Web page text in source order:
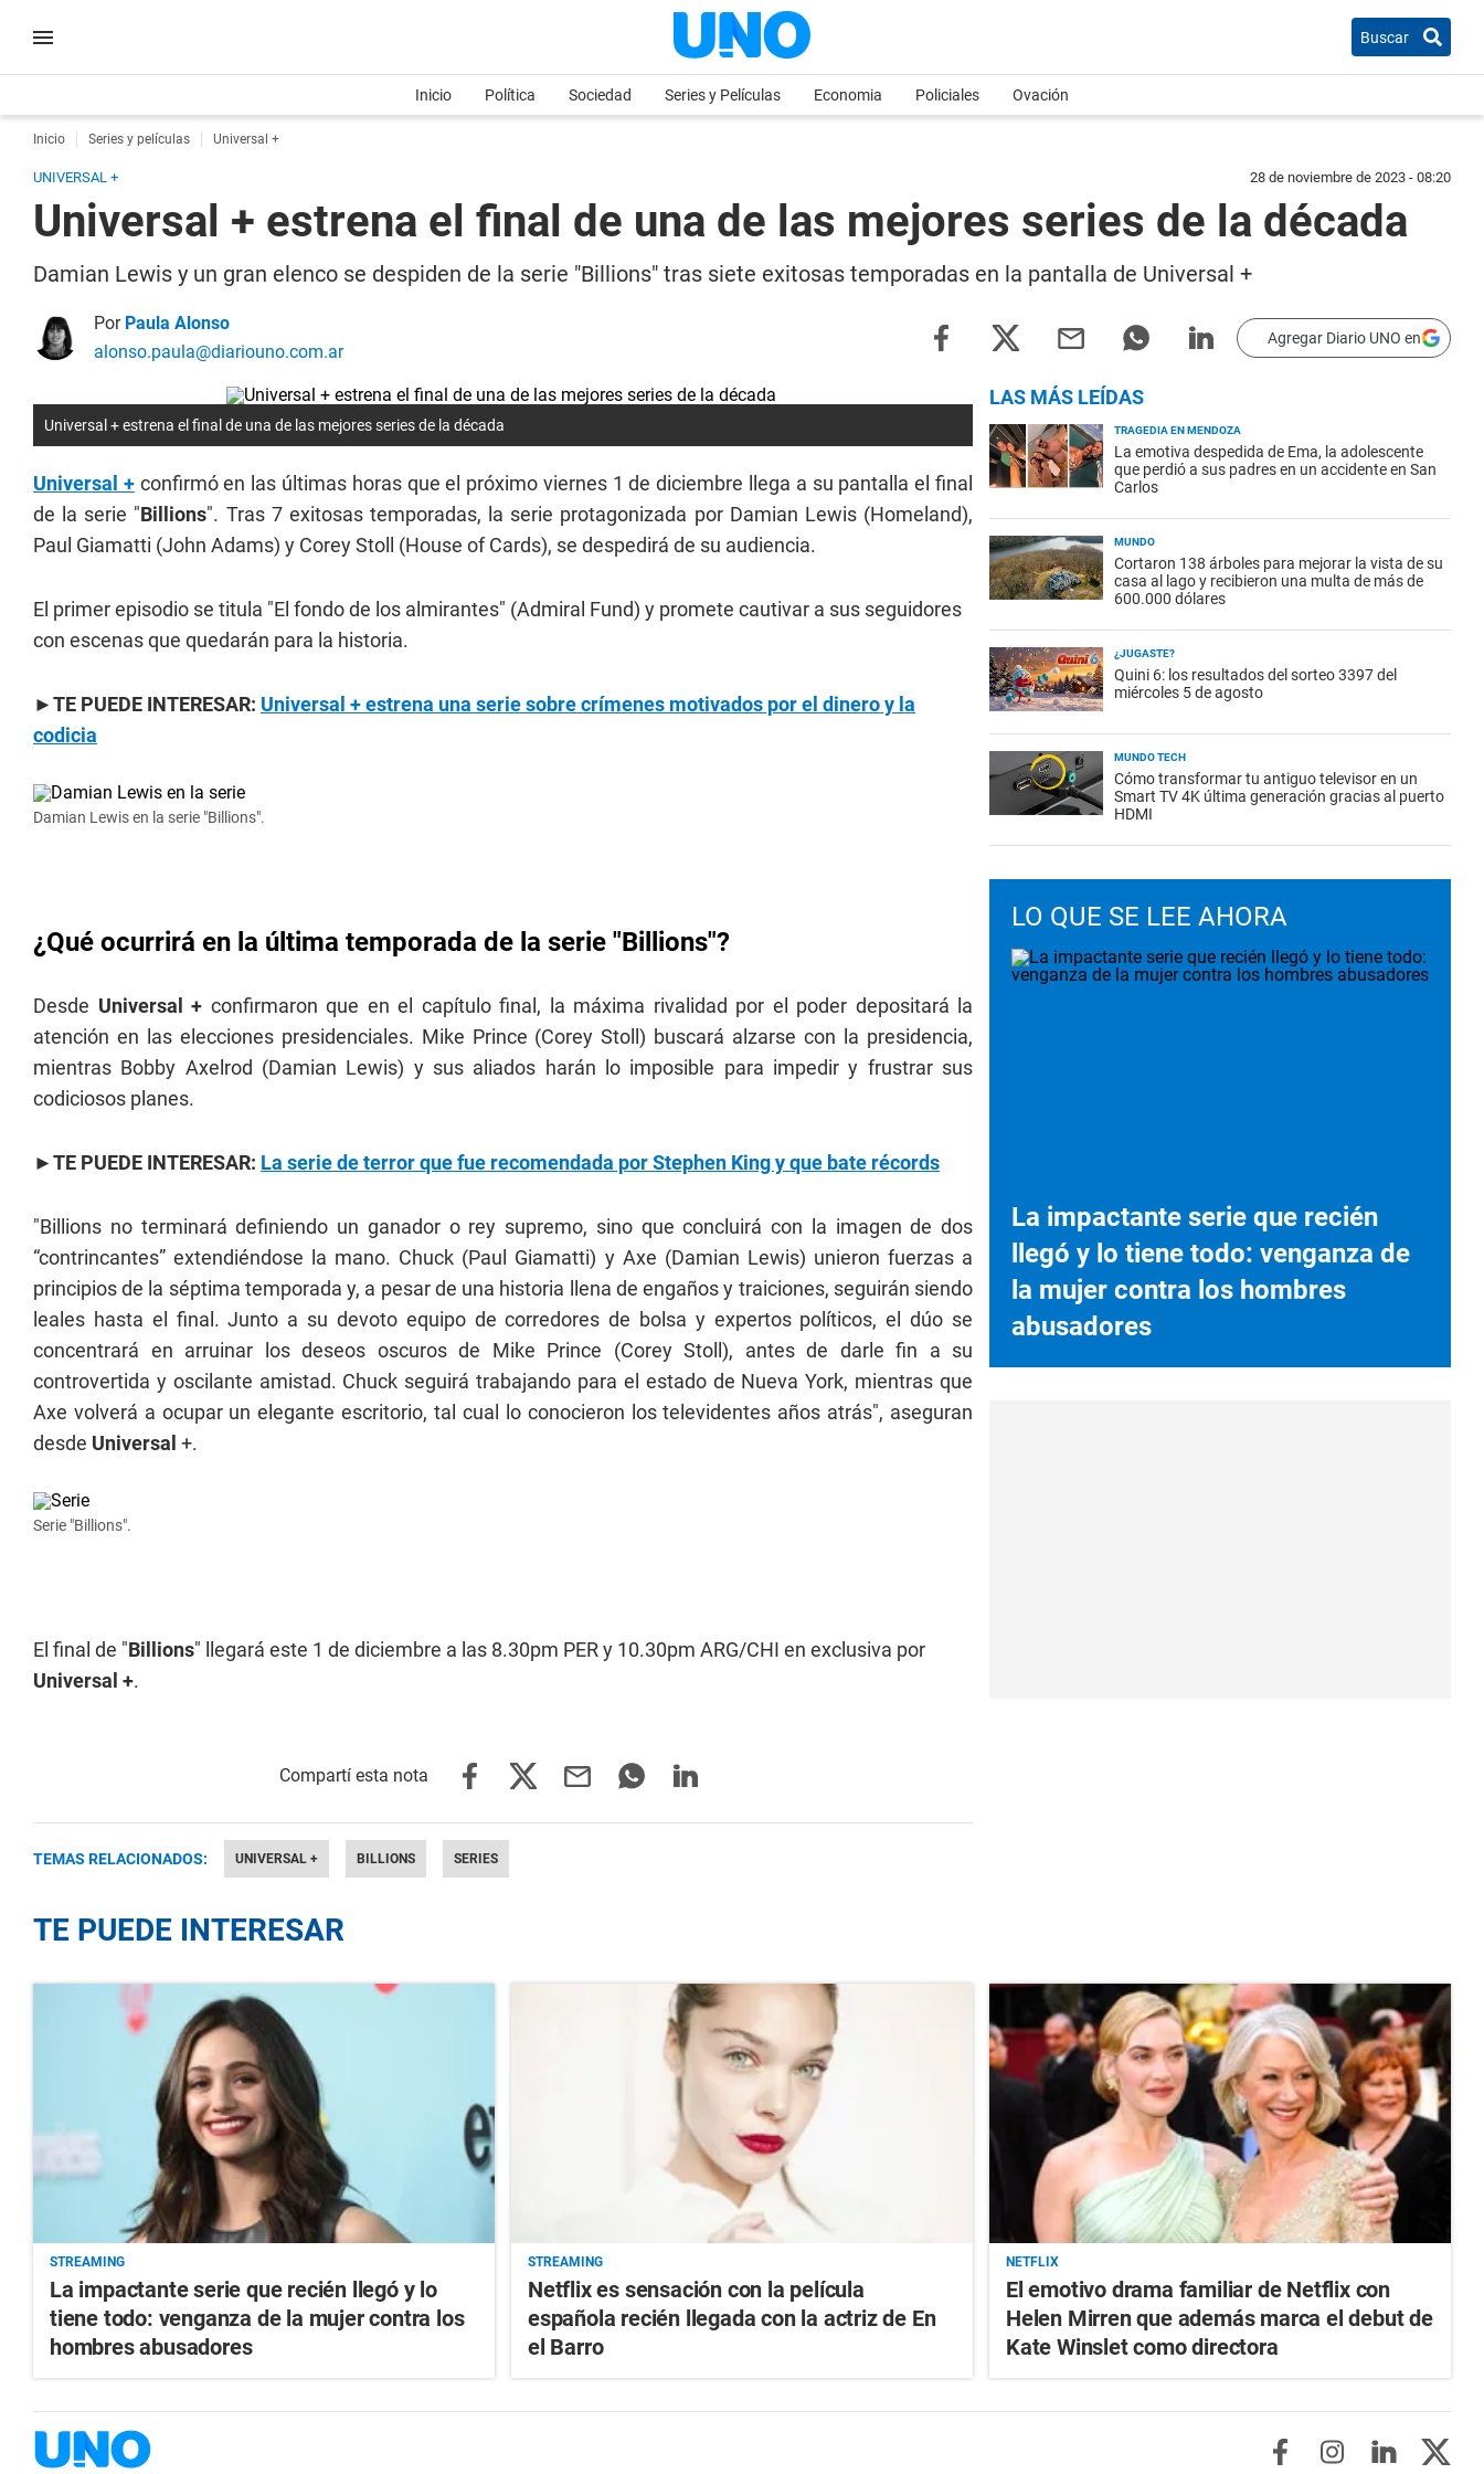
Buscar
Inicio Política Sociedad Series y Películas Economia Policiales Ovación
Inicio Series y películas Universal +
UNIVERSAL + 28 de noviembre de 2023 - 08:20
Universal + estrena el final de una de las mejores series de la década
Damian Lewis y un gran elenco se despiden de la serie "Billions" tras siete exitosas temporadas en la pantalla de Universal +
Por Paula Alonso
alonso.paula@diariouno.com.ar
Agregar Diario UNO en
Universal + estrena el final de una de las mejores series de la década
Universal +confirmó en las últimas horas que el próximo viernes 1 de diciembre llega a su pantalla el final
de la serie "Billions". Tras 7 exitosas temporadas, la serie protagonizada por Damian Lewis (Homeland),
Paul Giamatti (John Adams) y Corey Stoll (House of Cards), se despedirá de su audiencia.
El primer episodio se titula "El fondo de los almirantes" (Admiral Fund) y promete cautivar a sus seguidores
con escenas que quedarán para la historia.
►TE PUEDE INTERESAR: Universal + estrena una serie sobre crímenes motivados por el dinero y la
codicia
Damian Lewis en la serie "Billions".
¿Qué ocurrirá en la última temporada de la serie "Billions"?
Desde Universal + confirmaron que en el capítulo final, la máxima rivalidad por el poder depositará la
atención en las elecciones presidenciales. Mike Prince (Corey Stoll) buscará alzarse con la presidencia,
mientras Bobby Axelrod (Damian Lewis) y sus aliados harán lo imposible para impedir y frustrar sus
codiciosos planes.
►TE PUEDE INTERESAR: La serie de terror que fue recomendada por Stephen King y que bate récords
"Billions no terminará definiendo un ganador o rey supremo, sino que concluirá con la imagen de dos
“contrincantes” extendiéndose la mano. Chuck (Paul Giamatti) y Axe (Damian Lewis) unieron fuerzas a
principios de la séptima temporada y, a pesar de una historia llena de engaños y traiciones, seguirán siendo
leales hasta el final. Junto a su devoto equipo de corredores de bolsa y expertos políticos, el dúo se
concentrará en arruinar los deseos oscuros de Mike Prince (Corey Stoll), antes de darle fin a su
controvertida y oscilante amistad. Chuck seguirá trabajando para el estado de Nueva York, mientras que
Axe volverá a ocupar un elegante escritorio, tal cual lo conocieron los televidentes años atrás", aseguran
desde Universal +.
Serie "Billions".
El final de "Billions" llegará este 1 de diciembre a las 8.30pm PER y 10.30pm ARG/CHI en exclusiva por
Universal +.
TEMAS RELACIONADOS: UNIVERSAL + BILLIONS SERIES
LAS MÁS LEÍDAS
TRAGEDIA EN MENDOZA
La emotiva despedida de Ema, la adolescente
que perdió a sus padres en un accidente en San
Carlos
MUNDO
Cortaron 138 árboles para mejorar la vista de su
casa al lago y recibieron una multa de más de
600.000 dólares
¿JUGASTE?
Quini 6: los resultados del sorteo 3397 del
miércoles 5 de agosto
MUNDO TECH
Cómo transformar tu antiguo televisor en un
Smart TV 4K última generación gracias al puerto
HDMI
LO QUE SE LEE AHORA
La impactante serie que recién
llegó y lo tiene todo: venganza de
la mujer contra los hombres
abusadores
TE PUEDE INTERESAR
STREAMING
La impactante serie que recién llegó y lo
tiene todo: venganza de la mujer contra los
hombres abusadores
STREAMING
Netflix es sensación con la película
española recién llegada con la actriz de En
el Barro
NETFLIX
El emotivo drama familiar de Netflix con
Helen Mirren que además marca el debut de
Kate Winslet como directora